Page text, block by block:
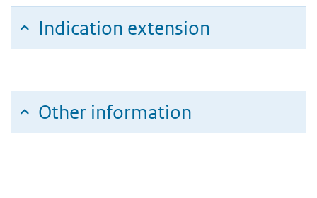
Indication extension
Other information